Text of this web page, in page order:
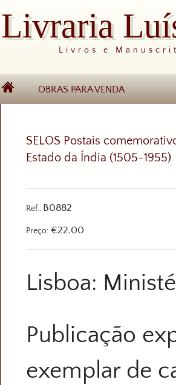
Livraria
Livros e
OBRAS PARA VENDA
SELOS Postais
Estado da Índia (1505-1955)
Ref.: B0882
Preço: €22.00
Lisboa:
Publicação
exemplar de